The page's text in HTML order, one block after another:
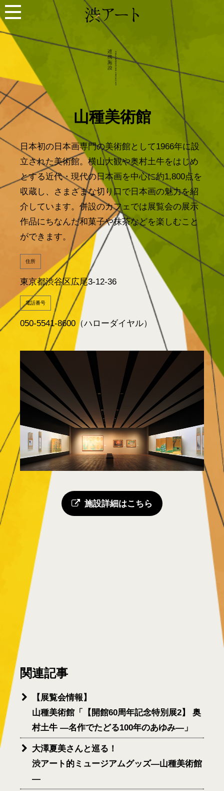
山種美術館
日本初の日本画専門の美術館として1966年に設
立された美術館。横山大観や奥村土牛をはじめ
とする近代・現代の日本画を中心に約1,800点を
収蔵し、さまざまな切り口で日本画の魅力を紹
介しています。併設のカフェでは展覧会の展示
作品にちなんだ和菓子や抹茶などを楽しむこと
ができます。
住所
東京都渋谷区広尾3-12-36
電話番号
050-5541-8600（ハローダイヤル）
施設詳細はこちら
関連記事
【展覧会情報】
山種美術館「【開館60周年記念特別展2】 奥
村土牛 ―名作でたどる100年のあゆみ―」
大澤夏美さんと巡る！
渋アート的ミュージアムグッズ―山種美術館
―